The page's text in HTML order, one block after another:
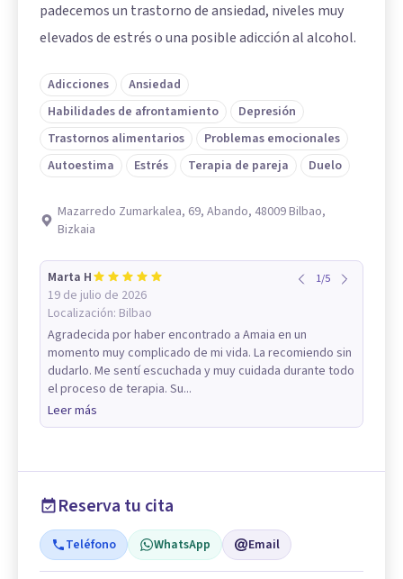
padecemos un trastorno de ansiedad, niveles muy
elevados de estrés o una posible adicción al alcohol.
Adicciones
Ansiedad
Habilidades de afrontamiento
Depresión
Trastornos alimentarios
Problemas emocionales
Autoestima
Estrés Terapia de pareja Duelo
Mazarredo Zumarkalea, 69, Abando, 48009 Bilbao,
Bizkaia
Marta H
19 de julio de 2026
Localización: Bilbao
1/5
Agradecida por haber encontrado a Amaia en un
momento muy complicado de mi vida. La recomiendo sin
dudarlo. Me sentí escuchada y muy cuidada durante todo
el proceso de terapia. Su...
Leer más
Reserva tu cita
Teléfono WhatsApp Email